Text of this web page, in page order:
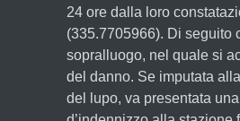
24 ore dalla loro
(335.7705966). Di seguito
sopralluogo, nel quale si
del danno. Se imputata
del lupo, va presentata